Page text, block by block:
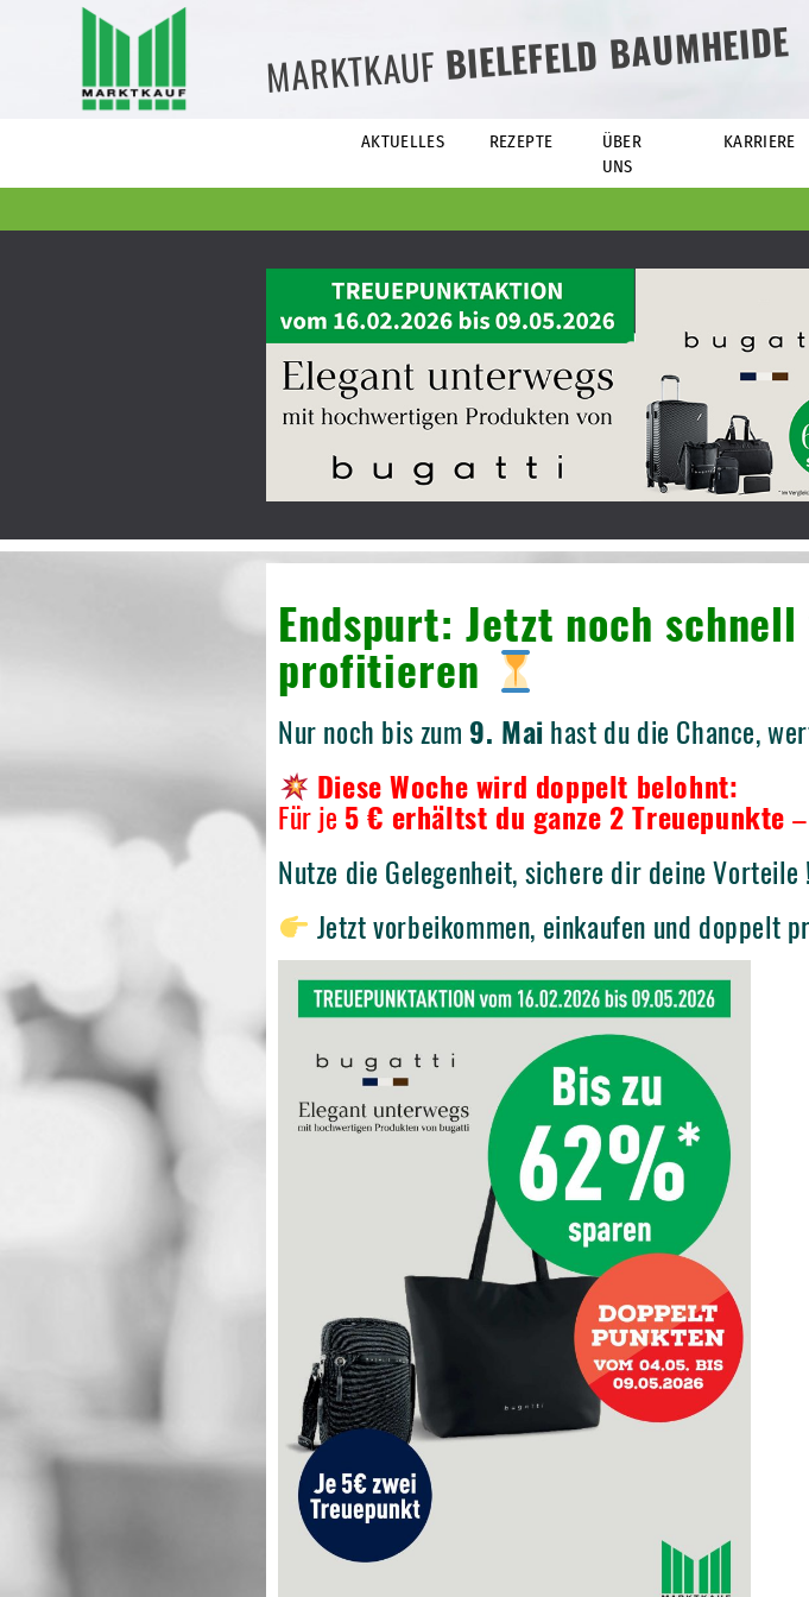
MARKTKAUFBIELEFELD BAUMHEIDE
AKTUELLES REZEPTE
ÜBER
UNS
KARRIERE
Endspurt: Jetzt noch
profitieren
Nur noch bis zum 9. Mai hast du die Chance,
Diese Woche wird doppelt belohnt:
Für je 5 € erhältst du ganze 2 Treuepunkte
Nutze die Gelegenheit, sichere dir deine Vorteile !
Jetzt vorbeikommen, einkaufen und doppelt